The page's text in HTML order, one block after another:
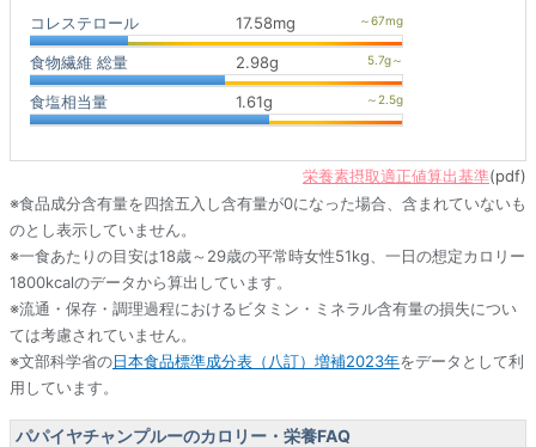
コレステロール
17.58mg
食物繊維 総量 2.98g
食塩相当量 1.61g
栄養素摂取適正値算出基準(pdf)
※食品成分含有量を四捨五入し含有量が0になった場合、含まれていないも
のとし表示していません。
※一食あたりの目安は18歳～29歳の平常時女性51kg、一日の想定カロリー
1800kcalのデータから算出しています。
※流通・保存・調理過程におけるビタミン・ミネラル含有量の損失につい
ては考慮されていません。
※文部科学省の日本食品標準成分表（八訂）増補2023年をデータとして利
用しています。
パパイヤチャンプルーのカロリー・栄養FAQ